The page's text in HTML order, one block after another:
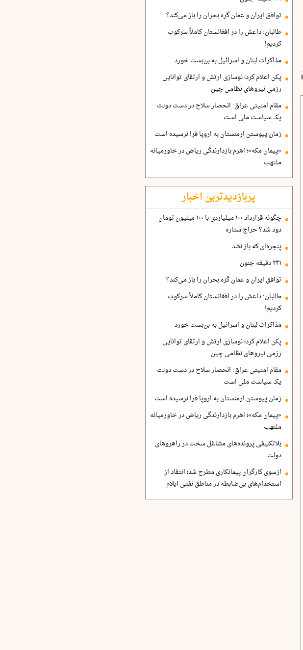
توافق ایران و عمان گره بحران را باز می‌کند؟
طالبان: داعش را در افغانستان کاملاً سرکوب
کردیم!
مذاکرات لبنان و اسرائیل به بن‌بست خورد
پکن اعلام کرد؛ نوسازی ارتش و ارتقای توانایی
رزمی نیروهای نظامی چین
مقام امنیتی عراق: انحصار سلاح در دست دولت
یک سیاست ملی است
زمان پیوستن ارمنستان به اروپا فرا نرسیده است
«پیمان مکه»؛ اهرم بازدارندگی ریاض در خاورمیانه
ملتهب
پربازدیدترین اخبار
چگونه قرارداد ۱۰۰ میلیاردی با ۱۰۰ میلیون تومان
دود شد؟ حراج ستاره
پنجره‌ای که باز نشد
۲۴۱ دقیقه جنون
توافق ایران و عمان گره بحران را باز می‌کند؟
طالبان: داعش را در افغانستان کاملاً سرکوب
کردیم!
مذاکرات لبنان و اسرائیل به بن‌بست خورد
پکن اعلام کرد؛ نوسازی ارتش و ارتقای توانایی
رزمی نیروهای نظامی چین
مقام امنیتی عراق: انحصار سلاح در دست دولت
یک سیاست ملی است
زمان پیوستن ارمنستان به اروپا فرا نرسیده است
«پیمان مکه»؛ اهرم بازدارندگی ریاض در خاورمیانه
ملتهب
بلاتکلیفی پرونده‌های مشاغل سخت در راهروهای
دولت
ازسوی کارگران پیمانکاری مطرح شد؛ انتقاد از
استخدام‌های بی‌ضابطه در مناطق نفتی ایلام